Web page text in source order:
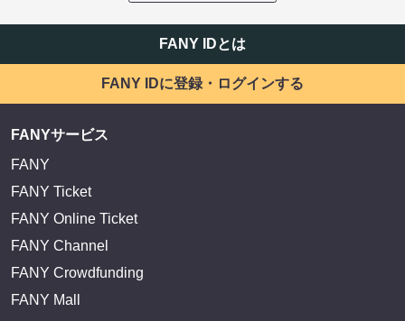
FANY IDとは
FANY IDに登録・ログインする
FANYサービス
FANY
FANY Ticket
FANY Online Ticket
FANY Channel
FANY Crowdfunding
FANY Mall